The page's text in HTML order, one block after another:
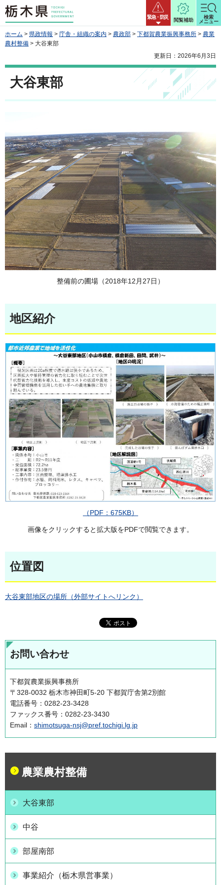
栃木県 緊急・防災
閲覧補助
検索
メニュー
ホーム > 県政情報 > 庁舎・組織の案内 > 農政部 > 下都賀農業振興事務所 > 農業
農村整備 > 大谷東部
更新日：2026年6月3日
大谷東部
整備前の圃場（2018年12月27日）
地区紹介
（PDF：675KB）
画像をクリックすると拡大版をPDFで閲覧できます。
位置図
大谷東部地区の場所（外部サイトへリンク）
お問い合わせ
下都賀農業振興事務所
〒328-0032 栃木市神田町5-20 下都賀庁舎第2別館
電話番号：0282-23-3428
ファックス番号：0282-23-3430
Email： shimotsuga-nsj@pref.tochigi.lg.jp
農業農村整備
大谷東部
中谷
部屋南部
事業紹介（栃木県営事業）